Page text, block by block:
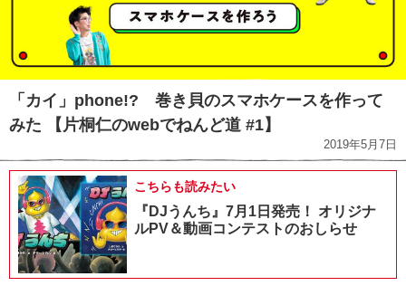
「カイ」phone!? 巻き貝のスマホケースを作って
みた 【片桐仁のwebでねんど道 #1】
2019年5月7日
こちらも読みたい
『DJうんち』7月1日発売！ オリジナ
ルPV＆動画コンテストのおしらせ